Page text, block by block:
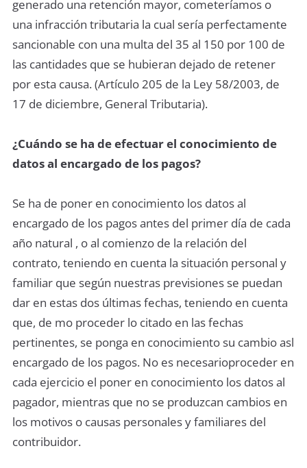
generado una retención mayor, cometeríamos o
una infracción tributaria la cual sería perfectamente
sancionable con una multa del 35 al 150 por 100 de
las cantidades que se hubieran dejado de retener
por esta causa. (Artículo 205 de la Ley 58/2003, de
17 de diciembre, General Tributaria).
¿Cuándo se ha de efectuar el conocimiento de
datos al encargado de los pagos?
Se ha de poner en conocimiento los datos al
encargado de los pagos antes del primer día de cada
año natural , o al comienzo de la relación del
contrato, teniendo en cuenta la situación personal y
familiar que según nuestras previsiones se puedan
dar en estas dos últimas fechas, teniendo en cuenta
que, de mo proceder lo citado en las fechas
pertinentes, se ponga en conocimiento su cambio asl
encargado de los pagos. No es necesarioproceder en
cada ejercicio el poner en conocimiento los datos al
pagador, mientras que no se produzcan cambios en
los motivos o causas personales y familiares del
contribuidor.